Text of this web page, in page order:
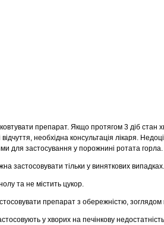
препарат. Якщо протягом 3 діб стан
необхідна консультація лікаря.
для застосування у порожнині ротата горла.
застосовувати тільки у виняткових випадках.
та не містить цукор.
препарат з обережністю,
у хворих на печінкову